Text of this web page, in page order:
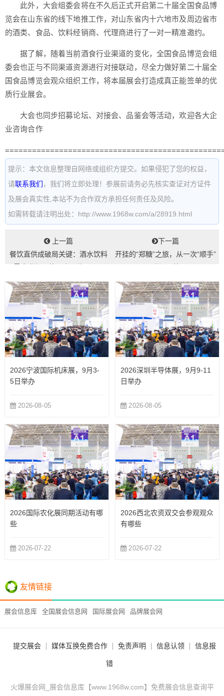
此外，大会组委会将在不久后正式开启第二十届全国食品博
览会在山东省的线下地推工作，对山东省内十六地市及周边省市
的酒类、食品、饮料经销商、代理商进行了一对一精准邀约。
据了解，随着当前酒食行业渠道的变化，全国食品博览会组
委会也正与不同渠道资源进行对接联动，尽全力做好第二十届全
国食品博览会观众组织工作，将本届展会打造成真正能签单的优
质行业展会。
大会也同步招募论坛、对接会、品鉴会等活动，欢迎各大企
业咨询合作
提示：本文信息整理自网络或组织方提交。如果侵犯了您的权益，
请联系我们 ，我们将立即处理！参展前请务必先核实查证对方证件
及展会真实性,本站不为合作双方承担任何责任及风险。
如需转载请注明出处：http://www.1968w.com/a/28919.html
上一篇
餐饮直供成破局关键：酒水饮料
下一篇
开挂的“郑糖”之旅，从一次“顺手”
2026宁波国际机床展，9月3-
5日举办
2026-08-05
2026深圳半导体展，9月9-11
日举办
2026-08-05
2026国际农化展同期活动有哪
些
2026-07-22
2026西北农资双交会参观观众
有哪些
2026-07-22
友情链接
展会信息库 全国展会信息网 国际展会网 品牌展会网
提交展会 媒体互换免费合作 免责声明 信息认领 信息报
错
火爆展会网_展会信息库【www.1968w.com】免费展会信息查询平